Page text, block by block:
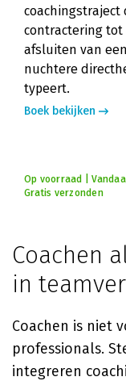
coachingstraject
contractering
afsluiten van
nuchtere
typeert.
Boek bekijken
Op voorraad |
Gratis verzonden
Coachen
in
Coachen is niet
professionals.
integreren